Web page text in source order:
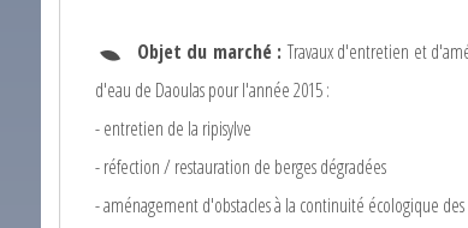
Objet du marché :Travaux d'entretien et
d'eau de Daoulas pour l'année 2015 :
- entretien de la ripisylve
- réfection / restauration de berges dégradées
- aménagement d'obstacles à la continuité écologique des